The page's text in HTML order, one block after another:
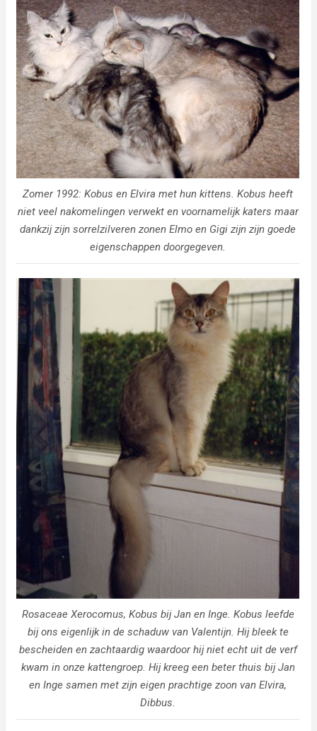
Zomer 1992: Kobus en Elvira met hun kittens. Kobus heeft
niet veel nakomelingen verwekt en voornamelijk katers maar
dankzij zijn sorrelzilveren zonen Elmo en Gigi zijn zijn goede
eigenschappen doorgegeven.
Rosaceae Xerocomus, Kobus bij Jan en Inge. Kobus leefde
bij ons eigenlijk in de schaduw van Valentijn. Hij bleek te
bescheiden en zachtaardig waardoor hij niet echt uit de verf
kwam in onze kattengroep. Hij kreeg een beter thuis bij Jan
en Inge samen met zijn eigen prachtige zoon van Elvira,
Dibbus.